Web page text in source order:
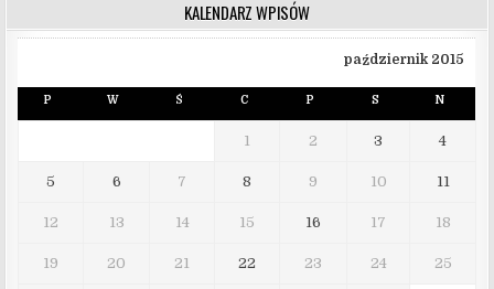
KALENDARZ WPISÓW
październik 2015
P W Ś C P S N
1 2 3 4
5 6 7 8 9 10 11
12 13 14 15 16 17 18
19 20 21 22 23 24 25